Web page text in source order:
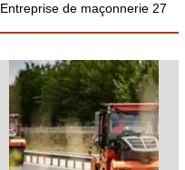
Entreprise de maçonnerie 27